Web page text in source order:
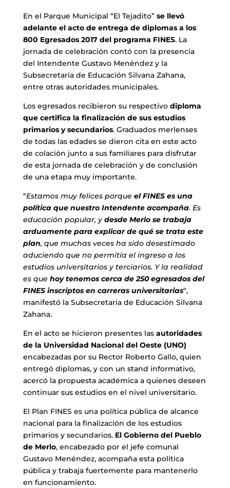
En el Parque Municipal “El Tejadito” se llevó
adelante el acto de entrega de diplomas a los
800 Egresados 2017 del programa FINES. La
jornada de celebración contó con la presencia
del Intendente Gustavo Menéndez y la
Subsecretaria de Educación Silvana Zahana,
entre otras autoridades municipales.
Los egresados recibieron su respectivo diploma
que certifica la finalización de sus estudios
primarios y secundarios. Graduados merlenses
de todas las edades se dieron cita en este acto
de colación junto a sus familiares para disfrutar
de esta jornada de celebración y de conclusión
de una etapa muy importante.
“Estamos muy felices porque el FINES es una
política que nuestro Intendente acompaña. Es
educación popular, ydesde Merlo se trabaja
arduamente para explicar de qué se trata este
plan, que muchas veces ha sido desestimado
aduciendo que no permitía el ingreso a los
estudios universitarios y terciarios. Y la realidad
es que hoy tenemos cerca de 250 egresados del
FINES inscriptos en carreras universitarias“,
manifestó la Subsecretaria de Educación Silvana
Zahana.
En el acto se hicieron presentes las autoridades
de la Universidad Nacional del Oeste (UNO)
encabezadas por su Rector Roberto Gallo, quien
entregó diplomas, y con un stand informativo,
acercó la propuesta académica a quienes deseen
continuar sus estudios en el nivel universitario.
El Plan FINES es una política pública de alcance
nacional para la finalización de los estudios
primarios y secundarios. El Gobierno del Pueblo
de Merlo, encabezado por el jefe comunal
Gustavo Menéndez, acompaña esta política
pública y trabaja fuertemente para mantenerlo
en funcionamiento.